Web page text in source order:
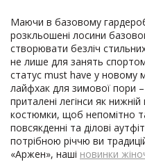
Маючи в базовому
розкльошені лосини
створювати безліч
не лише для занять
статус must have у новому
лайфхак для зимової пори
приталені легінси як
костюмки, щоб непомітно
повсякденні та ділові
потрібною річчю ви
«Аржен», наші новинки